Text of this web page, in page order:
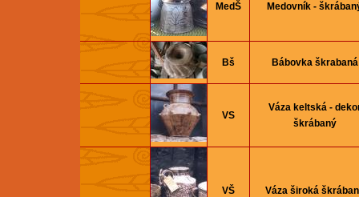
MedŠ Medovník -
Bš Bábovka škrabaná
VS
Váza keltská -
škrábaný
VŠ Váza široká